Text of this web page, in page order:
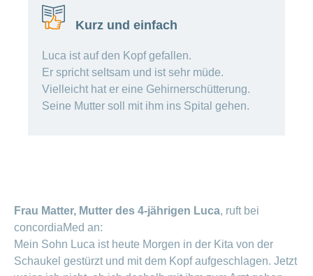
ansehen
Fragen
stellen
zum
Thema
Bereich
ein-
ausblenden
Kurz und einfach
Luca ist auf den Kopf gefallen.
Er spricht seltsam und ist sehr müde.
Vielleicht hat er eine Gehirnerschütterung.
Seine Mutter soll mit ihm ins Spital gehen.
Frau Matter, Mutter des 4-jährigen Luca, ruft bei
concordiaMed an:
Mein Sohn Luca ist heute Morgen in der Kita von der
Schaukel gestürzt und mit dem Kopf aufgeschlagen. Jetzt